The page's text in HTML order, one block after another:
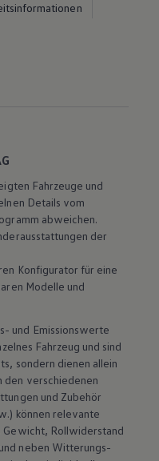
Fahrzeuge und
Details vom
abweichen.
der
Konfigurator für eine
Modelle und
und Emissionswerte
Fahrzeug und sind
sondern dienen allein
den verschiedenen
und Zubehör
können relevante
Gewicht, Rollwiderstand
neben Witterungs-